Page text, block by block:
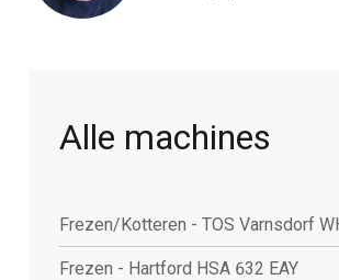
Alle machines
Frezen/Kotteren - TOS Varnsdorf
Frezen - Hartford HSA 632 EAY